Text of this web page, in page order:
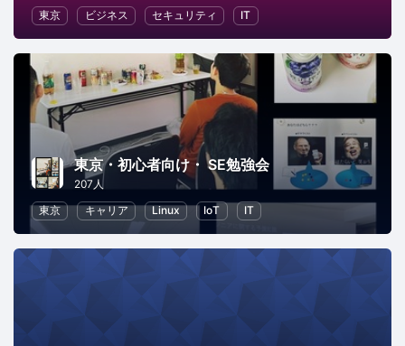
東京 ビジネス セキュリティ IT
東京・初心者向け・ SE勉強会
207人
東京
キャリア Linux IoT IT